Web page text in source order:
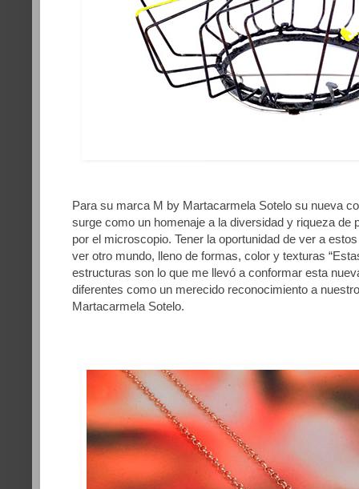
Para su marca M by Martacarmela Sotelo su nueva
surge como un homenaje a la diversidad y riqueza de
por el microscopio. Tener la oportunidad de ver a
ver otro mundo, lleno de formas, color y texturas
estructuras son lo que me llevó a conformar esta
diferentes como un merecido reconocimiento a
Martacarmela Sotelo.